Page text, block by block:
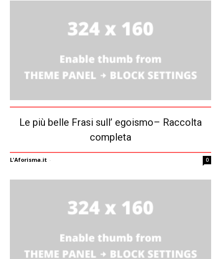
Le più belle Frasi sull’ egoismo– Raccolta
completa
L'Aforisma.it - 0